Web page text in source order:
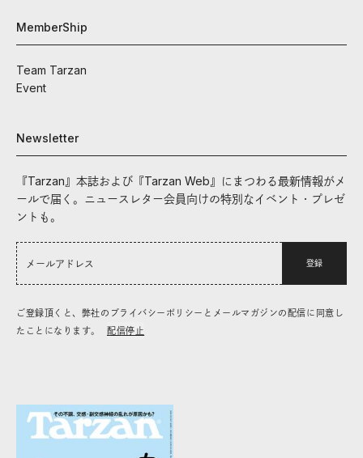
MemberShip
Team Tarzan
Event
Newsletter
『Tarzan』本誌および『Tarzan Web』にまつわる最新情報がメ
ールで届く。ニュースレター会員向けの特別なイベント・プレゼ
ントも。
登録
ご登録頂くと、弊社のプライバシーポリシーとメールマガジンの配信に同意し
たことになります。
配信停止